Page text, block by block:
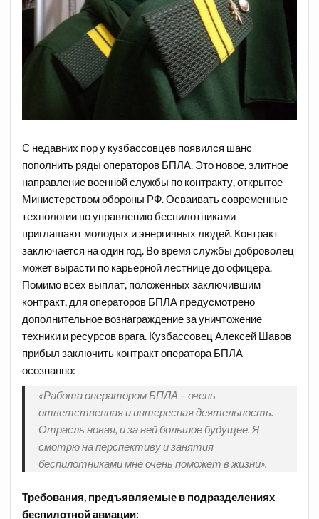
С недавних пор у кузбассовцев появился шанс
пополнить ряды операторов БПЛА. Это новое, элитное
направление военной службы по контракту, открытое
Министерством обороны РФ. Осваивать современные
технологии по управлению беспилотниками
приглашают молодых и энергичных людей. Контракт
заключается на один год. Во время службы доброволец
может вырасти по карьерной лестнице до офицера.
Помимо всех выплат, положенных заключившим
контракт, для операторов БПЛА предусмотрено
дополнительное вознаграждение за уничтожение
техники и ресурсов врага. Кузбассовец Алексей Шавов
прибыл заключить контракт оператора БПЛА
осознанно:
«Работа оператором БПЛА – очень
ответственная и интересная деятельность.
Отрасль новая, и за ней большое будущее. Я
смотрю на перспективу и занятия
беспилотниками мне очень поможет в жизни».
Требования, предъявляемые в подразделениях
беспилотной авиации: